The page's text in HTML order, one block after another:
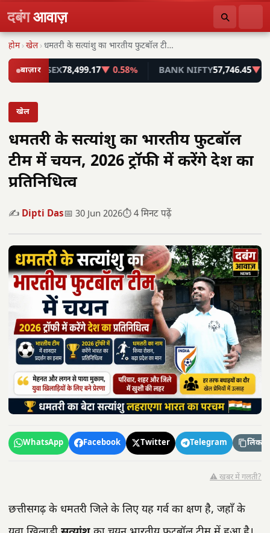
दबंगआवाज़
होम ›खेल › धमतरी के सत्यांशु का भारतीय फुटबॉल टीम में…
बाज़ार
SENSEX78,499.17▼ 0.58% BANK NIFTY57,746.45▼ 0.55%
खेल
धमतरी के सत्यांशु का भारतीय फुटबॉल
टीम में चयन, 2026 ट्रॉफी में करेंगे देश का
प्रतिनिधित्व
✍️ Dipti Das📅 30 Jun 2026⏱️ 4 मिनट पढ़ें
WhatsApp Facebook Twitter Telegram लिंक
⚠️ खबर में गलती?
छत्तीसगढ़ के धमतरी जिले के लिए यह गर्व का क्षण है, जहाँ के